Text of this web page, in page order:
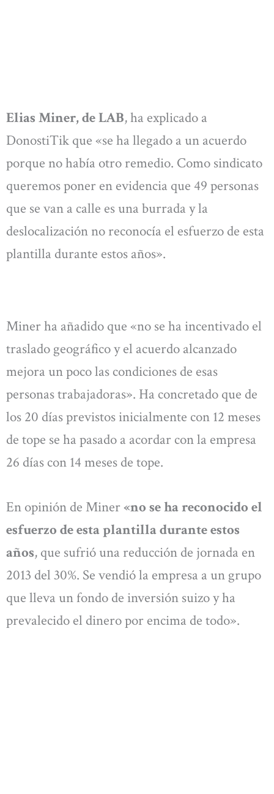
Elias Miner, de LAB, ha explicado a
DonostiTik que «se ha llegado a un acuerdo
porque no había otro remedio. Como sindicato
queremos poner en evidencia que 49 personas
que se van a calle es una burrada y la
deslocalización no reconocía el esfuerzo de esta
plantilla durante estos años».
Miner ha añadido que «no se ha incentivado el
traslado geográfico y el acuerdo alcanzado
mejora un poco las condiciones de esas
personas trabajadoras». Ha concretado que de
los 20 días previstos inicialmente con 12 meses
de tope se ha pasado a acordar con la empresa
26 días con 14 meses de tope.
En opinión de Miner«no se ha reconocido el
esfuerzo de esta plantilla durante estos
años, que sufrió una reducción de jornada en
2013 del 30%. Se vendió la empresa a un grupo
que lleva un fondo de inversión suizo y ha
prevalecido el dinero por encima de todo».